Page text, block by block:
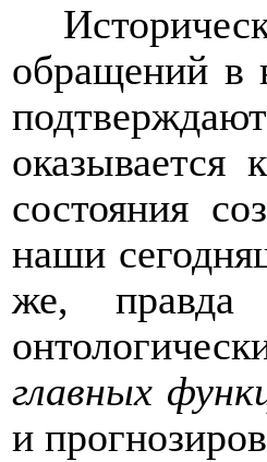
обращений в
оказывается
состояния
наши
же, правда
главных
и